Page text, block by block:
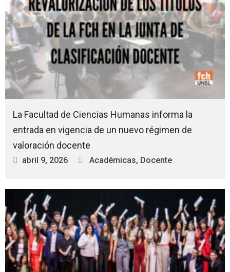
La Facultad de Ciencias Humanas informa la
entrada en vigencia de un nuevo régimen de
valoración docente
abril 9, 2026 Académicas, Docente